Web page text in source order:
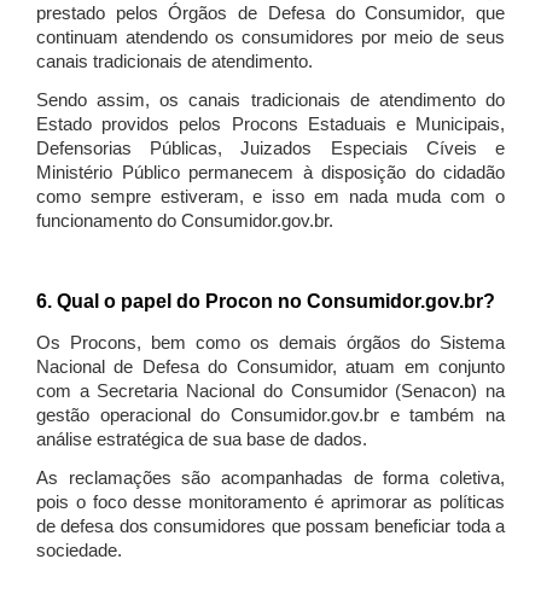
prestado pelos Órgãos de Defesa do Consumidor, que
continuam atendendo os consumidores por meio de seus
canais tradicionais de atendimento.
Sendo assim, os canais tradicionais de atendimento do
Estado providos pelos Procons Estaduais e Municipais,
Defensorias Públicas, Juizados Especiais Cíveis e
Ministério Público permanecem à disposição do cidadão
como sempre estiveram, e isso em nada muda com o
funcionamento do Consumidor.gov.br.
6. Qual o papel do Procon no Consumidor.gov.br?
Os Procons, bem como os demais órgãos do Sistema
Nacional de Defesa do Consumidor, atuam em conjunto
com a Secretaria Nacional do Consumidor (Senacon) na
gestão operacional do Consumidor.gov.br e também na
análise estratégica de sua base de dados.
As reclamações são acompanhadas de forma coletiva,
pois o foco desse monitoramento é aprimorar as políticas
de defesa dos consumidores que possam beneficiar toda a
sociedade.